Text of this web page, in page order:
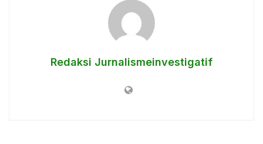
Redaksi Jurnalismeinvestigatif